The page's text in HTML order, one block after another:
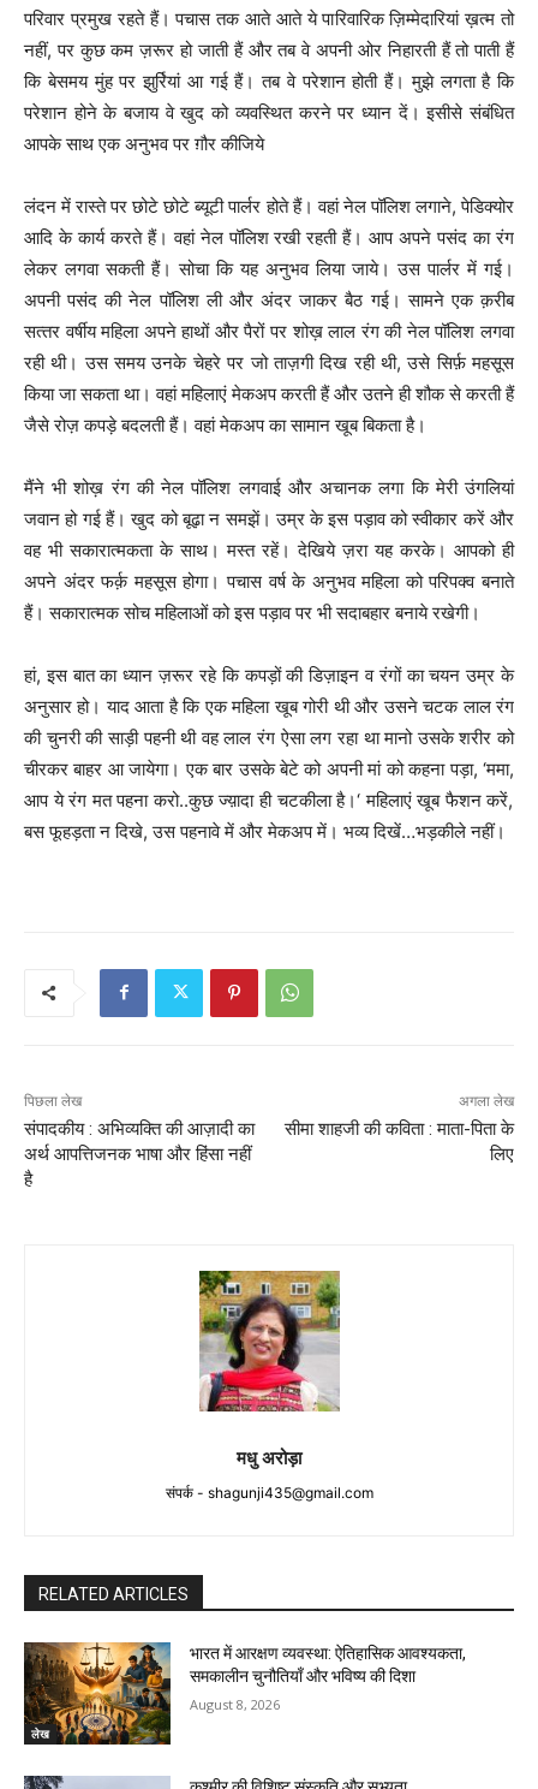
परिवार प्रमुख रहते हैं। पचास तक आते आते ये पारिवारिक ज़िम्‍मेदारियां ख़त्‍म तो
नहीं, पर कुछ कम ज़रूर हो जाती हैं और तब वे अपनी ओर निहारती हैं तो पाती हैं
कि बेसमय मुंह पर झुर्रियां आ गई हैं। तब वे परेशान होती हैं। मुझे लगता है कि
परेशान होने के बजाय वे खुद को व्‍यवस्‍थित करने पर ध्‍यान दें। इसीसे संबंधित
आपके साथ एक अनुभव पर ग़ौर कीजिये
लंदन में रास्‍ते पर छोटे छोटे ब्‍यूटी पार्लर होते हैं। वहां नेल पॉलिश लगाने, पेडिक्‍योर
आदि के कार्य करते हैं। वहां नेल पॉलिश रखी रहती हैं। आप अपने पसंद का रंग
लेकर लगवा सकती हैं। सोचा कि यह अनुभव लिया जाये। उस पार्लर में गई।
अपनी पसंद की नेल पॉलिश ली और अंदर जाकर बैठ गई। सामने एक क़रीब
सत्‍तर वर्षीय महिला अपने हाथों और पैरों पर शोख़ लाल रंग की नेल पॉलिश लगवा
रही थी। उस समय उनके चेहरे पर जो ताज़गी दिख रही थी, उसे सिर्फ़ महसूस
किया जा सकता था। वहां महिलाएं मेकअप करती हैं और उतने ही शौक से करती हैं
जैसे रोज़ कपड़े बदलती हैं। वहां मेकअप का सामान खूब बिकता है।
मैंने भी शोख़ रंग की नेल पॉलिश लगवाई और अचानक लगा कि मेरी उंगलियां
जवान हो गई हैं। खुद को बूढ़ा न समझें। उम्र के इस पड़ाव को स्‍वीकार करें और
वह भी सकारात्‍मकता के साथ। मस्‍त रहें। देखिये ज़रा यह करके। आपको ही
अपने अंदर फर्क़ महसूस होगा।पचास वर्ष के अनुभव महिला को परिपक्‍व बनाते
हैं। सकारात्‍मक सोच महिलाओं को इस पड़ाव पर भी सदाबहार बनाये रखेगी।
हां, इस बात का ध्‍यान ज़रूर रहे कि कपड़ों की डिज़ाइन व रंगों का चयन उम्र के
अनुसार हो। याद आता है कि एक महिला खूब गोरी थी और उसने चटक लाल रंग
की चुनरी की साड़ी पहनी थी वह लाल रंग ऐसा लग रहा था मानो उसके शरीर को
चीरकर बाहर आ जायेगा। एक बार उसके बेटे को अपनी मां को कहना पड़ा, ‘ममा,
आप ये रंग मत पहना करो..कुछ ज्‍य़ादा ही चटकीला है।‘ महिलाएं खूब फैशन करें,
बस फूहड़ता न दिखे, उस पहनावे में और मेकअप में। भव्‍य दिखें…भड़कीले नहीं।
पिछला लेख
संपादकीय : अभिव्यक्ति की आज़ादी का
अर्थ आपत्तिजनक भाषा और हिंसा नहीं
है
अगला लेख
सीमा शाहजी की कविता : माता-पिता के
लिए
मधु अरोड़ा
संपर्क - shagunji435@gmail.com
RELATED ARTICLES
लेख
भारत में आरक्षण व्यवस्था: ऐतिहासिक आवश्यकता,
समकालीन चुनौतियाँ और भविष्य की दिशा
August 8, 2026